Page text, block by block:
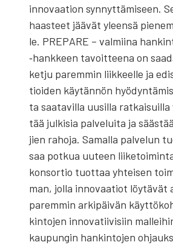
inno­vaa­tion syn­nyt­tä­mi­seen.
haas­teet jää­vät yleen­sä
le. PREPARE – val­mii­na
‑hank­keen tavoit­tee­na on
ket­ju parem­min liik­keel­le ja
tioi­den käy­tän­nön
ta saa­ta­vil­la uusil­la
tää jul­ki­sia pal­ve­lui­ta ja
jien raho­ja. Samal­la pal­ve­lun
saa pot­kua uuteen
kon­sor­tio tuot­taa yhtei­sen
man, jol­la inno­vaa­tiot löy­tä­vät
parem­min arki­päi­vän
kin­to­jen inno­va­tii­vi­siin
kau­pun­gin han­kin­to­jen